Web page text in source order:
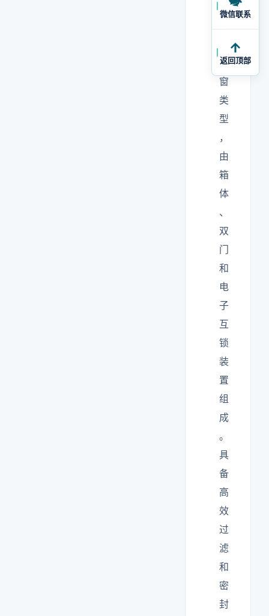
础
递
窗
类
型
，
由
箱
体
、
双
门
和
电
子
互
锁
装
置
组
成
。
具
备
高
效
过
滤
和
密
封
微信联系
返回顶部